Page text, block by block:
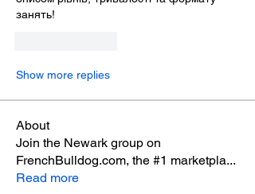
занять!
Show more replies
About
Join the Newark group on
FrenchBulldog.com, the #1 marketpla...
Read more